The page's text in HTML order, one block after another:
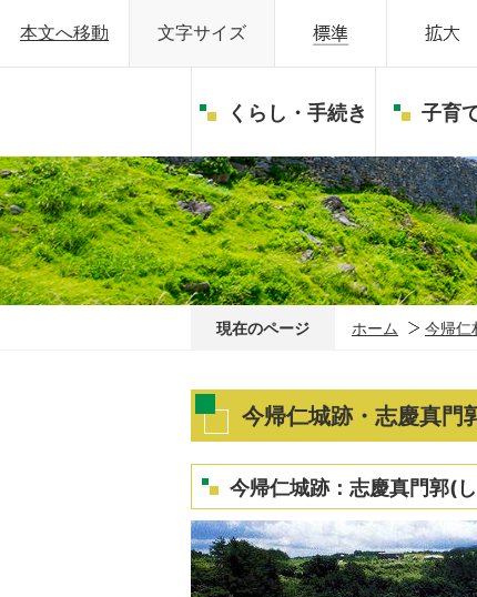
本文へ移動 文字サイズ
くらし・手続き 子育
現在のページ ホーム 今帰仁
今帰仁城跡・志慶真門
今帰仁城跡：志慶真門郭(